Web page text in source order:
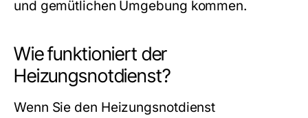
und gemütlichen Umgebung kommen.
Wie funktioniert der
Heizungsnotdienst?
Wenn Sie den Heizungsnotdienst